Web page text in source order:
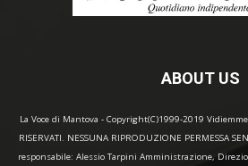
ABOUT US
La Voce di Mantova - Copyright(C)1999-2019 Vidiemme
RISERVATI. NESSUNA RIPRODUZIONE PERMESSA
responsabile: Alessio Tarpini Amministrazione,